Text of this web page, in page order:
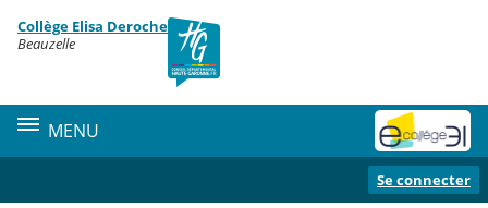
Menu de la rubrique
Contenu
Collège Elisa Deroche
Beauzelle
MENU
Se connecter